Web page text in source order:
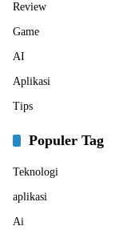
Review
Game
AI
Aplikasi
Tips
Populer Tag
Teknologi
aplikasi
Ai